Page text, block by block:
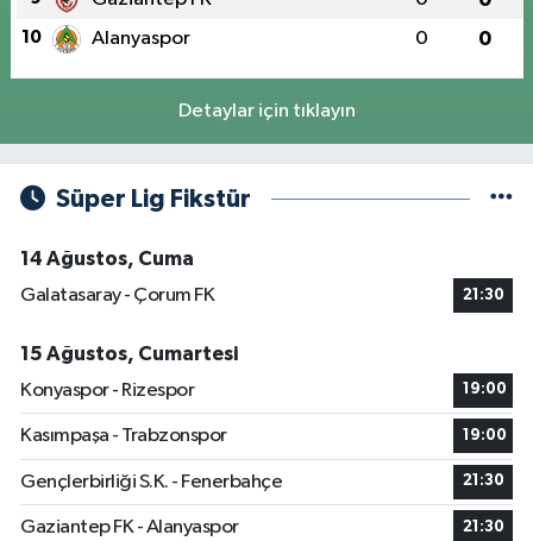
10 Alanyaspor 0 0
Detaylar için tıklayın
Süper Lig Fikstür
14 Ağustos, Cuma
Galatasaray - Çorum FK
21:30
15 Ağustos, Cumartesi
Konyaspor - Rizespor
19:00
Kasımpaşa - Trabzonspor 19:00
Gençlerbirliği S.K. - Fenerbahçe 21:30
Gaziantep FK - Alanyaspor 21:30